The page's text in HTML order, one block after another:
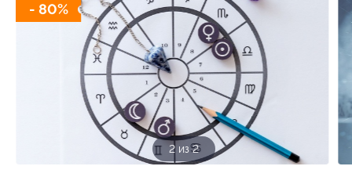
- 80%
1 из 2